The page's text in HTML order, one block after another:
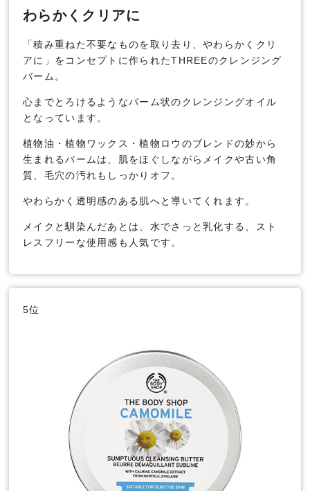
わらかくクリアに
「積み重ねた不要なものを取り去り、やわらかくクリ
アに」をコンセプトに作られたTHREEのクレンジング
バーム。
心までとろけるようなバーム状のクレンジングオイル
となっています。
植物油・植物ワックス・植物ロウのブレンドの妙から
生まれるバームは、肌をほぐしながらメイクや古い角
質、毛穴の汚れもしっかりオフ。
やわらかく透明感のある肌へと導いてくれます。
メイクと馴染んだあとは、水でさっと乳化する、スト
レスフリーな使用感も人気です。
5位